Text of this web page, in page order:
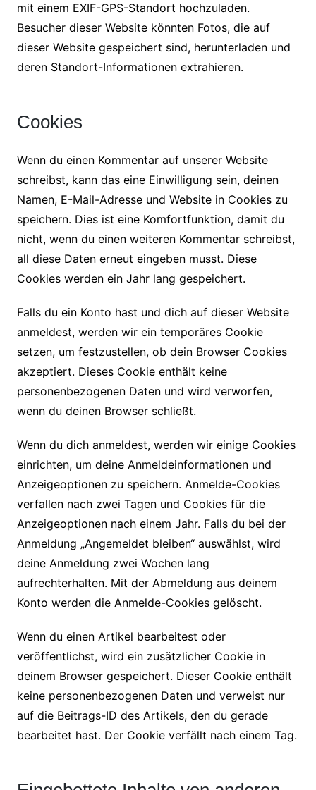
mit einem EXIF-GPS-Standort hochzuladen.
Besucher dieser Website könnten Fotos, die auf
dieser Website gespeichert sind, herunterladen und
deren Standort-Informationen extrahieren.
Cookies
Wenn du einen Kommentar auf unserer Website
schreibst, kann das eine Einwilligung sein, deinen
Namen, E-Mail-Adresse und Website in Cookies zu
speichern. Dies ist eine Komfortfunktion, damit du
nicht, wenn du einen weiteren Kommentar schreibst,
all diese Daten erneut eingeben musst. Diese
Cookies werden ein Jahr lang gespeichert.
Falls du ein Konto hast und dich auf dieser Website
anmeldest, werden wir ein temporäres Cookie
setzen, um festzustellen, ob dein Browser Cookies
akzeptiert. Dieses Cookie enthält keine
personenbezogenen Daten und wird verworfen,
wenn du deinen Browser schließt.
Wenn du dich anmeldest, werden wir einige Cookies
einrichten, um deine Anmeldeinformationen und
Anzeigeoptionen zu speichern. Anmelde-Cookies
verfallen nach zwei Tagen und Cookies für die
Anzeigeoptionen nach einem Jahr. Falls du bei der
Anmeldung „Angemeldet bleiben“ auswählst, wird
deine Anmeldung zwei Wochen lang
aufrechterhalten. Mit der Abmeldung aus deinem
Konto werden die Anmelde-Cookies gelöscht.
Wenn du einen Artikel bearbeitest oder
veröffentlichst, wird ein zusätzlicher Cookie in
deinem Browser gespeichert. Dieser Cookie enthält
keine personenbezogenen Daten und verweist nur
auf die Beitrags-ID des Artikels, den du gerade
bearbeitet hast. Der Cookie verfällt nach einem Tag.